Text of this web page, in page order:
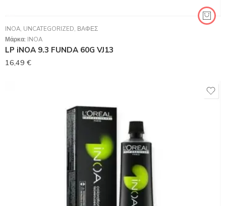
INOA, UNCATEGORIZED, ΒΑΦΈΣ
Μάρκα: INOA
LP iNOA 9.3 FUNDA 60G VJ13
16,49 €